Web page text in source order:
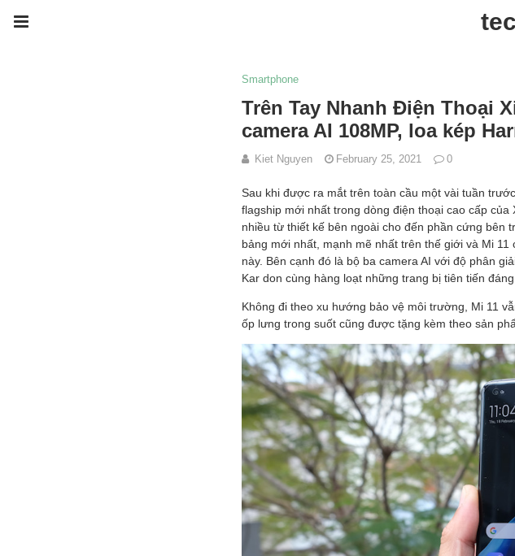
Smartphone
Trên Tay Nhanh Điện Thoại
camera AI 108MP, loa kép
Kiet Nguyen February 25, 2021 0
Sau khi được ra mắt trên toàn cầu một vài tuần
flagship mới nhất trong dòng điện thoại cao cấp
nhiều từ thiết kế bên ngoài cho đến phần cứng bên
bảng mới nhất, mạnh mẽ nhất trên thế giới và Mi
này. Bên cạnh đó là bộ ba camera AI với độ phân
Kar don cùng hàng loạt những trang bị tiên tiến đáng
Không đi theo xu hướng bảo vệ môi trường, Mi 11
ốp lưng trong suốt cũng được tặng kèm theo sản